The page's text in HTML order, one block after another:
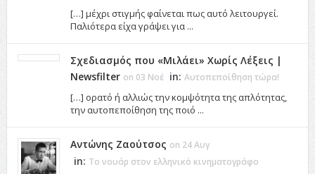
[…] μέχρι στιγμής φαίνεται πως αυτό λειτουργεί.
Παλιότερα είχα γράψει για ...
Σχεδιασμός που «Μιλάει» Χωρίς Λέξεις |
Newsfilter on 03 Νοέ in: Αυτοπεποίθηση τώρα!
[…] ορατό ή αλλιώς την κομψότητα της απλότητας,
την αυτοπεποίθηση της ποιό ...
Αντώνης Ζαούτσος on 24 Αυγ
in: Το νουάρ στον ελληνικό κινηματογράφο